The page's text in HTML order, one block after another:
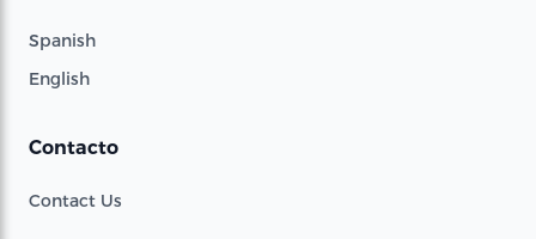
Spanish
English
Contacto
Contact Us